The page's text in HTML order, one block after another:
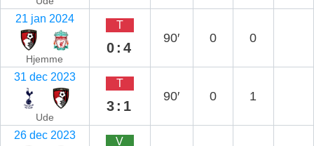
21 jan 2024
Hjemme
T
0:4
90′ 0 0
31 dec 2023
Ude
T
3:1
90′ 0 1
26 dec 2023
V